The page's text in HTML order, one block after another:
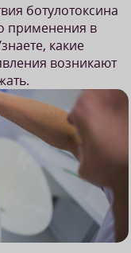
ботулотоксина
применения в
какие
возникают